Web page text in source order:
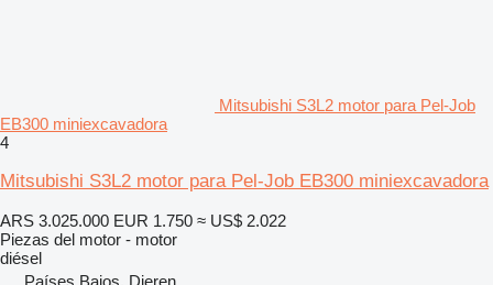
Mitsubishi S3L2 motor para Pel-Job
EB300 miniexcavadora
4
Mitsubishi S3L2 motor para Pel-Job EB300 miniexcavadora
ARS 3.025.000 EUR 1.750 ≈ US$ 2.022
Piezas del motor - motor
diésel
Países Bajos, Dieren